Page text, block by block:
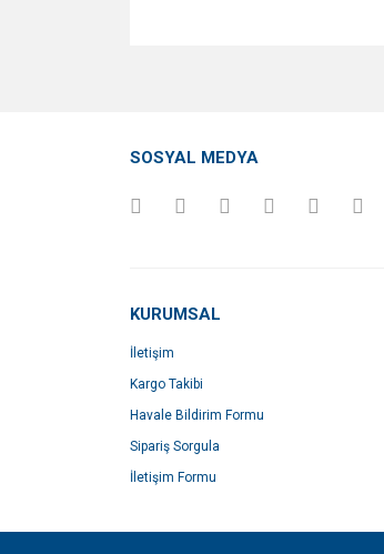
SOSYAL MEDYA
KURUMSAL
İletişim
Kargo Takibi
Havale Bildirim Formu
Sipariş Sorgula
İletişim Formu